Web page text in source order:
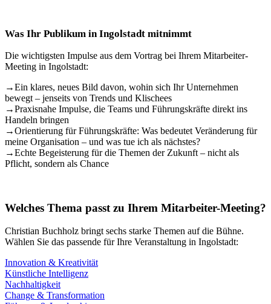
Was Ihr Publikum in Ingolstadt mitnimmt
Die wichtigsten Impulse aus dem Vortrag bei Ihrem Mitarbeiter-
Meeting in Ingolstadt:
→Ein klares, neues Bild davon, wohin sich Ihr Unternehmen
bewegt – jenseits von Trends und Klischees
→Praxisnahe Impulse, die Teams und Führungskräfte direkt ins
Handeln bringen
→Orientierung für Führungskräfte: Was bedeutet Veränderung für
meine Organisation – und was tue ich als nächstes?
→Echte Begeisterung für die Themen der Zukunft – nicht als
Pflicht, sondern als Chance
Welches Thema passt zu Ihrem Mitarbeiter-Meeting?
Christian Buchholz bringt sechs starke Themen auf die Bühne.
Wählen Sie das passende für Ihre Veranstaltung in Ingolstadt:
Innovation & Kreativität
Künstliche Intelligenz
Nachhaltigkeit
Change & Transformation